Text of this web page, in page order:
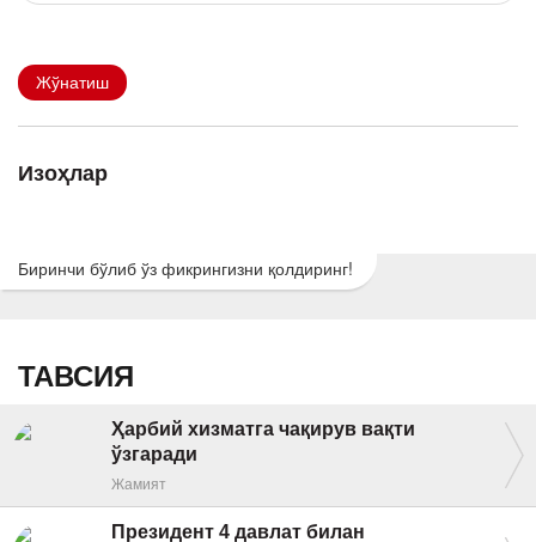
Жўнатиш
Изоҳлар
Биринчи бўлиб ўз фикрингизни қолдиринг!
ТАВСИЯ
Ҳарбий хизматга чақирув вақти
ўзгаради
Жамият
Президент 4 давлат билан